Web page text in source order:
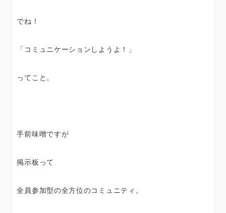
でね！
「コミュニケーションしようよ！」
ってこと。
手前味噌ですが
掲示板って
全員参加型の全方位のコミュニティ。